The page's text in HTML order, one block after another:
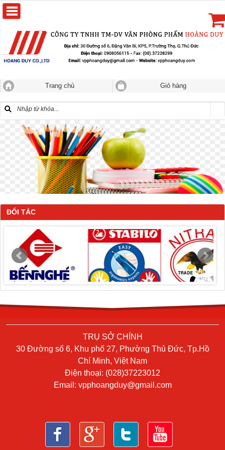
Trang chủ Giỏ hàng
ĐỐI TÁC
TRỤ SỞ CHÍNH
30 Đường số 6, Khu phố 27, Phường Thủ Đức, Tp.Hồ
Chí Minh, Việt Nam
Điện thoại: (028)37223012
Email: vpphoangduy@gmail.com